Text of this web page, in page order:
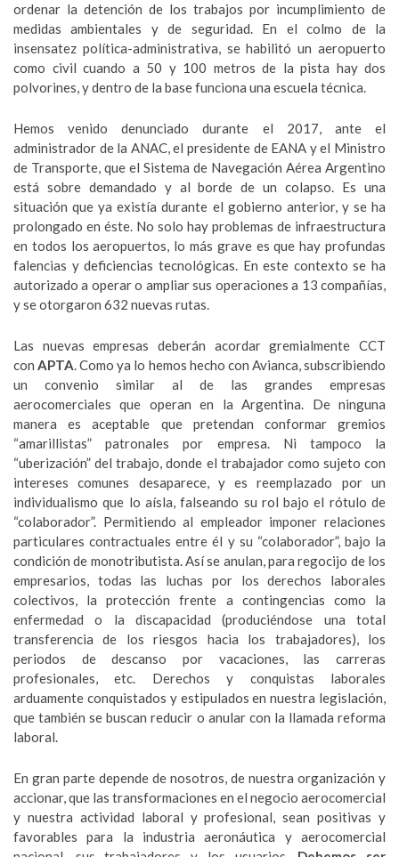
ordenar la detención de los trabajos por incumplimiento de
medidas ambientales y de seguridad. En el colmo de la
insensatez política-administrativa, se habilitó un aeropuerto
como civil cuando a 50 y 100 metros de la pista hay dos
polvorines, y dentro de la base funciona una escuela técnica.
Hemos venido denunciado durante el 2017, ante el
administrador de la ANAC, el presidente de EANA y el Ministro
de Transporte, que el Sistema de Navegación Aérea Argentino
está sobre demandado y al borde de un colapso. Es una
situación que ya existía durante el gobierno anterior, y se ha
prolongado en éste. No solo hay problemas de infraestructura
en todos los aeropuertos, lo más grave es que hay profundas
falencias y deficiencias tecnológicas. En este contexto se ha
autorizado a operar o ampliar sus operaciones a 13 compañías,
y se otorgaron 632 nuevas rutas.
Las nuevas empresas deberán acordar gremialmente CCT
conAPTA. Como ya lo hemos hecho con Avianca, subscribiendo
un convenio similar al de las grandes empresas
aerocomerciales que operan en la Argentina. De ninguna
manera es aceptable que pretendan conformar gremios
“amarillistas” patronales por empresa. Ni tampoco la
“uberización” del trabajo, donde el trabajador como sujeto con
intereses comunes desaparece, y es reemplazado por un
individualismo que lo aísla, falseando su rol bajo el rótulo de
“colaborador”. Permitiendo al empleador imponer relaciones
particulares contractuales entre él y su “colaborador”, bajo la
condición de monotributista. Así se anulan, para regocijo de los
empresarios, todas las luchas por los derechos laborales
colectivos, la protección frente a contingencias como la
enfermedad o la discapacidad (produciéndose una total
transferencia de los riesgos hacia los trabajadores), los
periodos de descanso por vacaciones, las carreras
profesionales, etc. Derechos y conquistas laborales
arduamente conquistados y estipulados en nuestra legislación,
que también se buscan reducir o anular con la llamada reforma
laboral.
En gran parte depende de nosotros, de nuestra organización y
accionar, que las transformaciones en el negocio aerocomercial
y nuestra actividad laboral y profesional, sean positivas y
favorables para la industria aeronáutica y aerocomercial